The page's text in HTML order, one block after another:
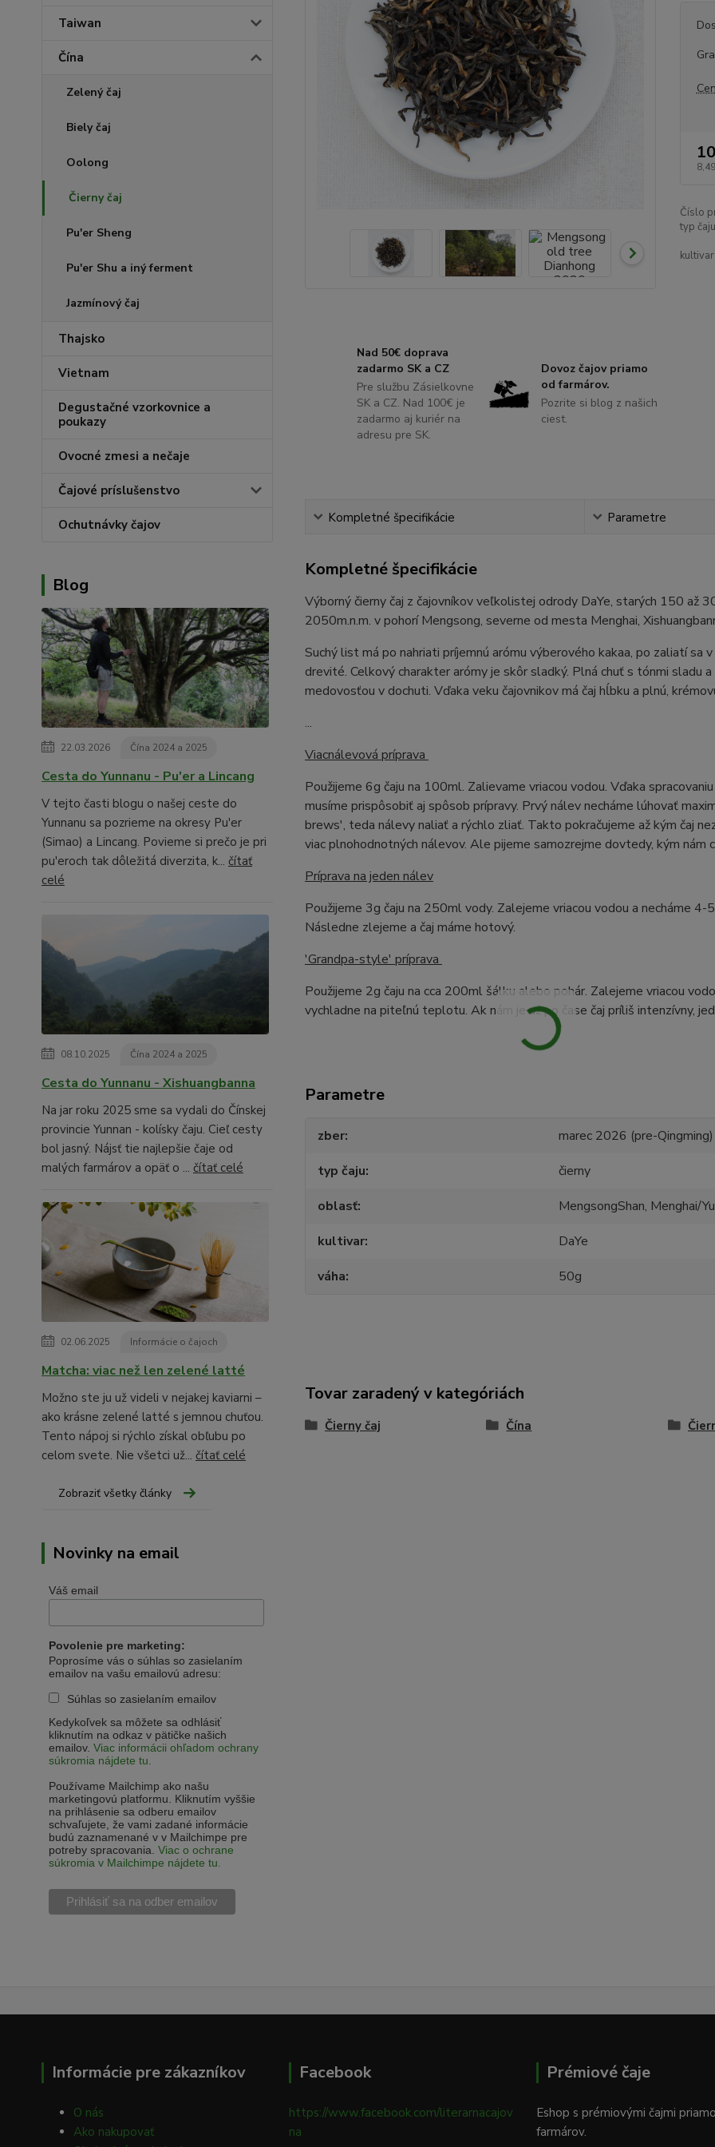
Taiwan
Čína
Zelený čaj
Biely čaj
Oolong
Čierny čaj
Pu'er Sheng
Pu'er Shu a iný ferment
Jazmínový čaj
Thajsko
Vietnam
Degustačné vzorkovnice a
poukazy
Ovocné zmesi a nečaje
Čajové príslušenstvo
Ochutnávky čajov
Blog
22.03.2026 Čína 2024 a 2025
Cesta do Yunnanu - Pu'er a Lincang
V tejto časti blogu o našej ceste do
Yunnanu sa pozrieme na okresy Pu'er
(Simao) a Lincang. Povieme si prečo je pri
pu'eroch tak dôležitá diverzita, k... čítať
celé
08.10.2025 Čína 2024 a 2025
Cesta do Yunnanu - Xishuangbanna
Na jar roku 2025 sme sa vydali do Čínskej
provincie Yunnan - kolísky čaju. Cieľ cesty
bol jasný. Nájsť tie najlepšie čaje od
malých farmárov a opäť o ... čítať celé
02.06.2025 Informácie o čajoch
Matcha: viac než len zelené latté
Možno ste ju už videli v nejakej kaviarni –
ako krásne zelené latté s jemnou chuťou.
Tento nápoj si rýchlo získal obľubu po
celom svete. Nie všetci už... čítať celé
Zobraziť všetky články
Novinky na email
Váš email
Povolenie pre marketing:
Poprosíme vás o súhlas so zasielaním
emailov na vašu emailovú adresu:
Súhlas so zasielaním emailov
Kedykoľvek sa môžete sa odhlásiť
kliknutím na odkaz v pätičke našich
emailov. Viac informácii ohľadom ochrany
súkromia nájdete tu.
Používame Mailchimp ako našu
marketingovú platformu. Kliknutím vyššie
na prihlásenie sa odberu emailov
schvaľujete, že vami zadané informácie
budú zaznamenané v v Mailchimpe pre
potreby spracovania. Viac o ochrane
súkromia v Mailchimpe nájdete tu.
Číslo
typ
kultivar:
Nad 50€ doprava
zadarmo SK a CZ
Pre službu Zásielkovne
SK a CZ. Nad 100€ je
zadarmo aj kuriér na
adresu pre SK.
Dovoz čajov priamo
od farmárov.
Pozrite si blog z našich
ciest.
Kompletné špecifikácie Parametre
Kompletné špecifikácie
Výborný čierny čaj z čajovníkov veľkolistej odrody DaYe, starých 150 až
2050m.n.m. v pohorí Mengsong, severne od mesta Menghai,
Suchý list má po nahriati príjemnú arómu výberového kakaa, po zaliatí
drevité. Celkový charakter arómy je skôr sladký. Plná chuť s tónmi sladu
medovosťou v dochuti. Vďaka veku čajovnikov má čaj hĺbku a plnú,
...
Viacnálevová príprava
Použijeme 6g čaju na 100ml. Zalievame vriacou vodou. Vďaka
musíme prispôsobiť aj spôsob prípravy. Prvý nálev necháme lúhovať
brews', teda nálevy naliať a rýchlo zliať. Takto pokračujeme až kým čaj
viac plnohodnotných nálevov. Ale pijeme samozrejme dovtedy, kým nám
Príprava na jeden nálev
Použijeme 3g čaju na 250ml vody. Zalejeme vriacou vodou a necháme
Následne zlejeme a čaj máme hotový.
'Grandpa-style' príprava
Použijeme 2g čaju na cca 200ml šálku alebo pohár. Zalejeme vriacou
vychladne na piteľnú teplotu. Ak nám je už po čase čaj príliš intenzívny,
Parametre
zber
marec 2026 (pre-Qingming)
typ čaju
čierny
oblasť
MengsongShan, Menghai/
kultivar
DaYe
váha
50g
Tovar zaradený v kategóriách
Čierny čaj Čína
Informácie pre zákazníkov
O nás
Ako nakupovať
Facebook
https://www.facebook.com/literarnacajov
na
Prémiové čaje
Eshop s prémiovými čajmi
farmárov.